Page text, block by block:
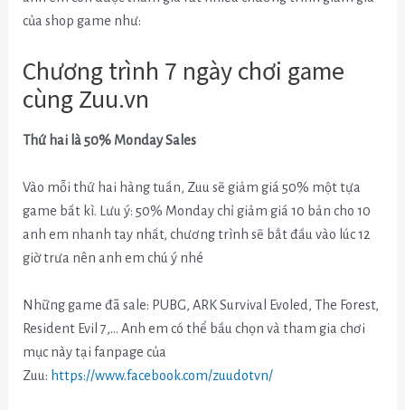
của shop game như:
Chương trình 7 ngày chơi game
cùng Zuu.vn
Thứ hai là 50% Monday Sales
Vào mỗi thứ hai hàng tuần, Zuu sẽ giảm giá 50% một tựa
game bất kì. Lưu ý: 50% Monday chỉ giảm giá 10 bản cho 10
anh em nhanh tay nhất, chương trình sẽ bắt đầu vào lúc 12
giờ trưa nên anh em chú ý nhé
Những game đã sale: PUBG, ARK Survival Evoled, The Forest,
Resident Evil 7,… Anh em có thể bầu chọn và tham gia chơi
mục này tại fanpage của
Zuu: https://www.facebook.com/zuudotvn/